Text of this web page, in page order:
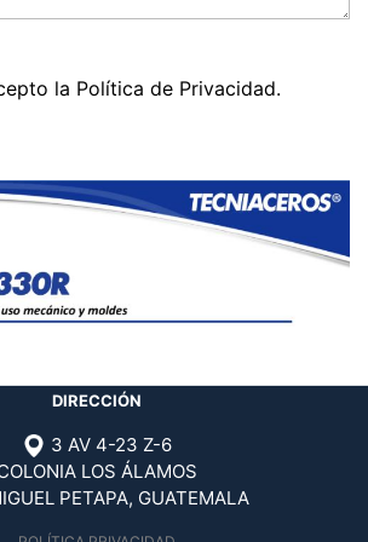
la Política de Privacidad.
DIRECCIÓN
3 AV 4-23 Z-6
LOS ÁLAMOS
PETAPA, GUATEMALA